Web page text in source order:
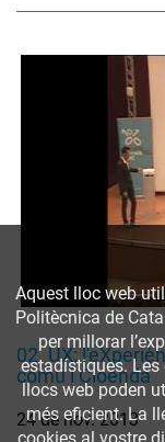
02. UX:
comú i Cloenda
24 de nov. 2013
Aquest lloc web
Politècnica de
per millorar
estadístiques.
llocs web poden
més eficient. La